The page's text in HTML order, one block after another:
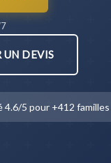
DEVIS
4.6/5 pour +412